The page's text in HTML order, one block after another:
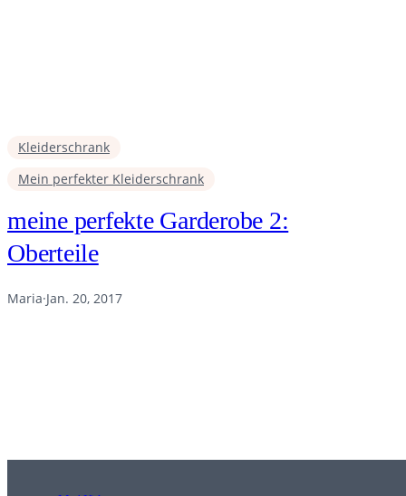
Kleiderschrank
Mein perfekter Kleiderschrank
meine perfekte Garderobe 2:
Oberteile
Maria·Jan. 20, 2017